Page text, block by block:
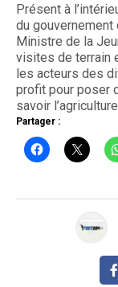
Présent à
du gouvernement
Ministre de la
visites de terrain
les acteurs des
profit pour poser
savoir
Partager :